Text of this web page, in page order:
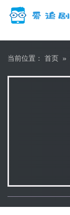
当前位置： 首页 »